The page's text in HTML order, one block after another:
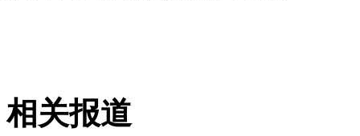
安徽一实载49人客车翻车
相关报道